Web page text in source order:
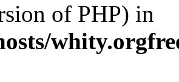
of PHP) in